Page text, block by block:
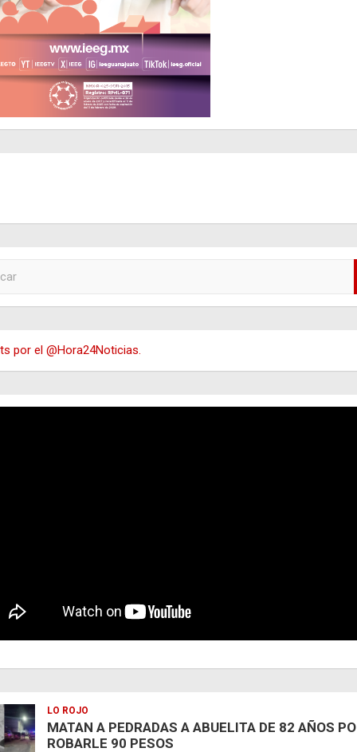
por el @Hora24Noticias.
LO ROJO
MATAN A PEDRADAS A ABUELITA DE 82 AÑOS
ROBARLE 90 PESOS